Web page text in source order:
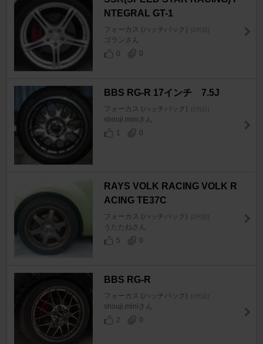
NTEGRAL GT-1
フォーカス (ハッチバック) [2代目]
ゴランさん
0
0
BBS RG-R 17インチ 7.5J
フォーカス (ハッチバック) [2代目]
shouji.miniさん
1
0
RAYS VOLK RACING VOLK R
ACING TE37C
フォーカス (ハッチバック) [2代目]
うたたねさん
5
0
BBS RG-R
フォーカス (ハッチバック) [2代目]
shouji.miniさん
2
0